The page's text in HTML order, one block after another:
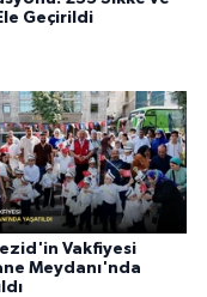
Geçirildi
Vakfiyesi
Meydanı'nda